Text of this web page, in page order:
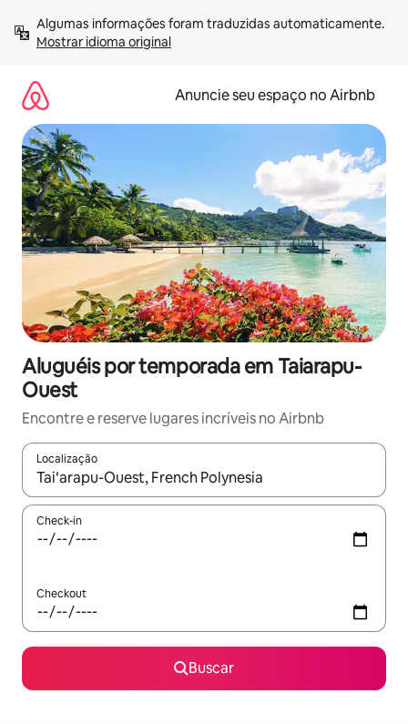
para
Mostrar idioma original
Anuncie seu espaço no Airbnb
Aluguéis por temporada em Taiarapu-
Ouest
Encontre e reserve lugares incríveis no Airbnb
Localização
Quando os resultados estiverem disponíveis, explore-os
Check-in
Checkout
Buscar